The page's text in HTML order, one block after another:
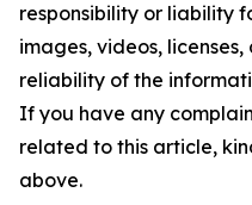
responsibility or liability
images, videos,
reliability of the
If you have any
related to this article,
above.